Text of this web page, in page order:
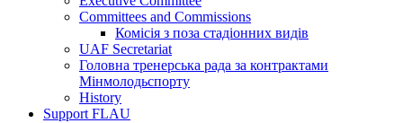
Committees and Commissions
Комісія з поза стадіонних видів
UAF Secretariat
Головна тренерська рада за контрактами
Мінмолодьспорту
History
Support FLAU